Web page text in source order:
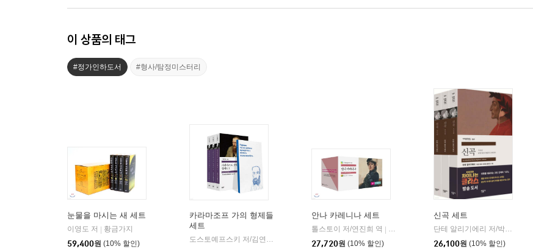
이 상품의 태그
#정가인하도서 #형사/탐정미스터리
눈물을 마시는 새 세트
이영도 저
황금가지
59,400원 (10% 할인)
카라마조프 가의 형제들
세트
도스토예프스키 저/김연경 역
안나 카레니나 세트
톨스토이 저/연진희 역
민음사
27,720원 (10% 할인)
신곡 세트
단테 알리기에리 저/박상진 역/윌리엄 블레이크 그림
26,100원 (10% 할인)